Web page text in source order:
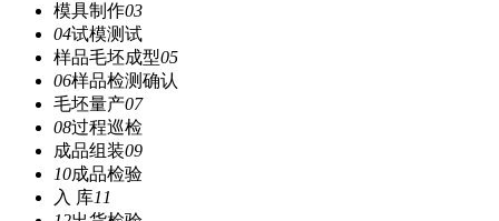
模具制作03
04试模测试
样品毛坯成型05
06样品检测确认
毛坯量产07
08过程巡检
成品组装09
10成品检验
入 库11